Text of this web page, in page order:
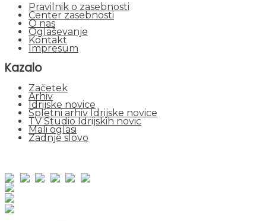
Pravilnik o zasebnosti
Center zasebnosti
O nas
Oglaševanje
Kontakt
Impresum
Kazalo
Začetek
Arhiv
Idrijske novice
Spletni arhiv Idrijske novice
TV Studio Idrijskih novic
Mali oglasi
Zadnje slovo